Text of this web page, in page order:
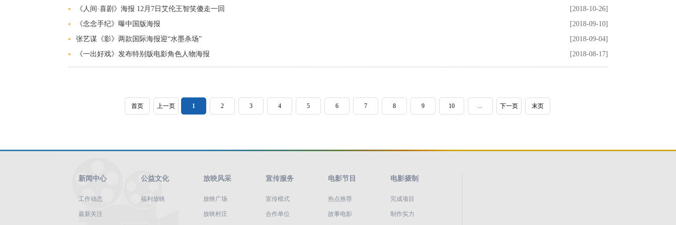
《人间·喜剧》海报 12月7日艾伦王智笑傻走一回
[2018-10-26]
《念念手纪》曝中国版海报
[2018-09-10]
张艺谋《影》两款国际海报迎“水墨杀场”
[2018-09-04]
《一出好戏》发布特别版电影角色人物海报
[2018-08-17]
首页 上一页 1 2 3 4 5 6 7 8 9 10 ... 下一页 末页
新闻中心
工作动态
最新关注
公益文化
福利放映
放映风采
放映广场
放映村庄
宣传服务
宣传模式
合作单位
电影节目
热点推荐
故事电影
电影摄制
完成项目
制作实力